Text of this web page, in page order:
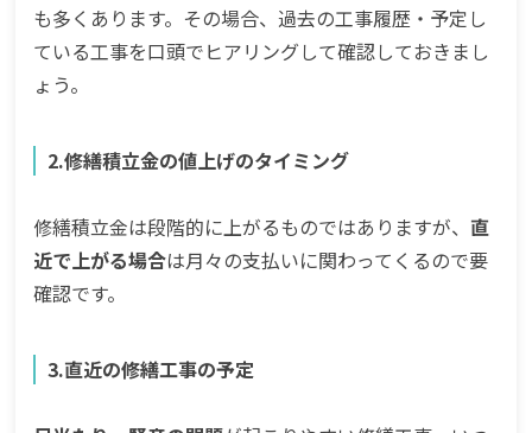
も多くあります。その場合、過去の工事履歴・予定し
ている工事を口頭でヒアリングして確認しておきまし
ょう。
2.修繕積立金の値上げのタイミング
修繕積立金は段階的に上がるものではありますが、 直
近で上がる場合は月々の支払いに関わってくるので要
確認です。
3.直近の修繕工事の予定